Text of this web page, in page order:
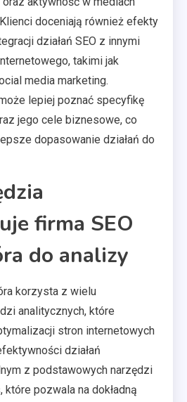
doceniają również efekty
działań SEO z innymi
takimi jak
media marketing.
lepiej poznać specyfikę
jego cele biznesowe, co
dopasowanie działań do
firma SEO
do analizy
korzysta z wielu
analitycznych, które
stron internetowych
działań
z podstawowych narzędzi
pozwala na dokładną